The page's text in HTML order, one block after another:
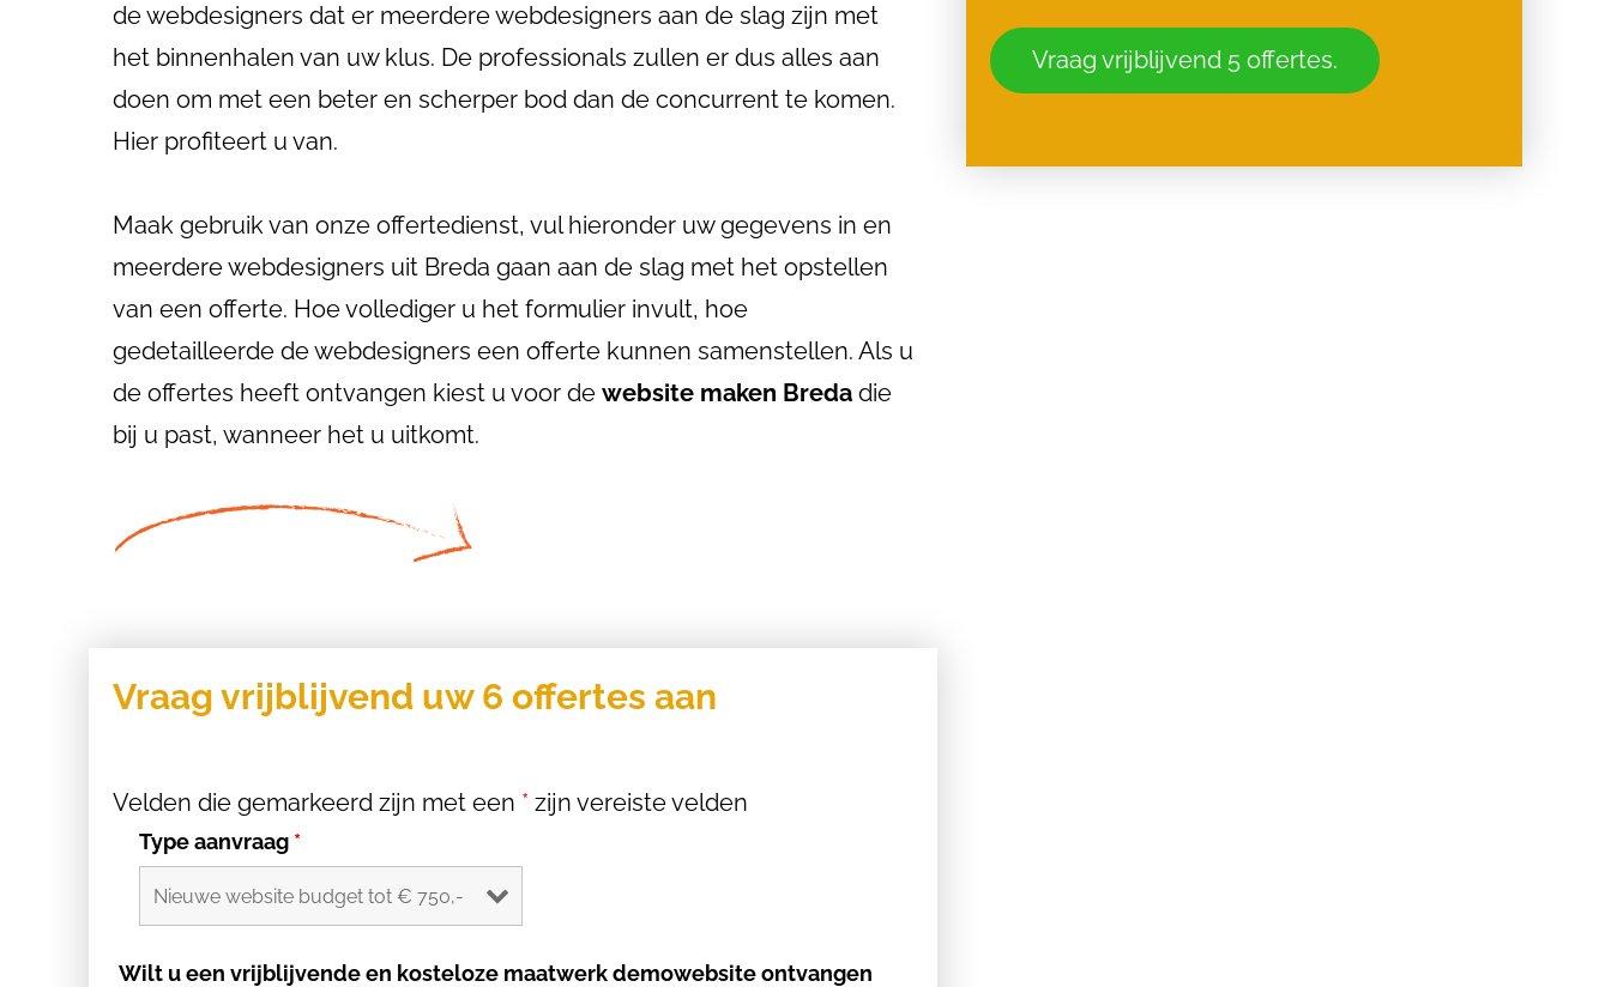
de webdesigners dat er meerdere webdesigners aan de slag zijn met
het binnenhalen van uw klus. De professionals zullen er dus alles aan
doen om met een beter en scherper bod dan de concurrent te komen.
Hier profiteert u van.
Maak gebruik van onze offertedienst, vul hieronder uw gegevens in en
meerdere webdesigners uit Breda gaan aan de slag met het opstellen
van een offerte. Hoe vollediger u het formulier invult, hoe
gedetailleerde de webdesigners een offerte kunnen samenstellen. Als u
de offertes heeft ontvangen kiest u voor de website maken Breda die
bij u past, wanneer het u uitkomt.
Vraag vrijblijvend 5 offertes.
Vraag vrijblijvend uw 6 offertes aan
Velden die gemarkeerd zijn met een * zijn vereiste velden
Type aanvraag *
Wilt u een vrijblijvende en kosteloze maatwerk demowebsite ontvangen